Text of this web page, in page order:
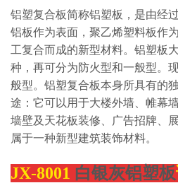
铝塑复合板简称铝塑板，是由经
铝板作为表面，聚乙烯塑料板作
工复合而成的新型材料。铝塑板
种，再可分为防火型和一般型。
般型。铝塑复合板本身所具有的
途：它可以用于大楼外墙、帷幕
墙壁及天花板装修、广告招牌、
属于一种新型建筑装饰材料。
JX-8001 白银灰铝塑板